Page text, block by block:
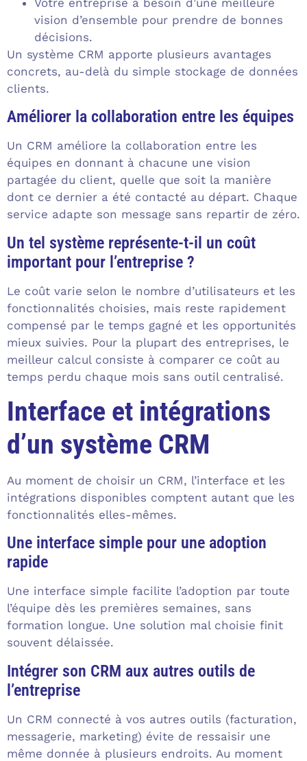
vision d’ensemble pour prendre de bonnes
décisions.
Un système CRM apporte plusieurs avantages
concrets, au-delà du simple stockage de données
clients.
Améliorer la collaboration entre les équipes
Un CRM améliore la collaboration entre les
équipes en donnant à chacune une vision
partagée du client, quelle que soit la manière
dont ce dernier a été contacté au départ. Chaque
service adapte son message sans repartir de zéro.
Un tel système représente-t-il un coût
important pour l’entreprise ?
Le coût varie selon le nombre d’utilisateurs et les
fonctionnalités choisies, mais reste rapidement
compensé par le temps gagné et les opportunités
mieux suivies. Pour la plupart des entreprises, le
meilleur calcul consiste à comparer ce coût au
temps perdu chaque mois sans outil centralisé.
Interface et intégrations
d’un système CRM
Au moment de choisir un CRM, l’interface et les
intégrations disponibles comptent autant que les
fonctionnalités elles-mêmes.
Une interface simple pour une adoption
rapide
Une interface simple facilite l’adoption par toute
l’équipe dès les premières semaines, sans
formation longue. Une solution mal choisie finit
souvent délaissée.
Intégrer son CRM aux autres outils de
l’entreprise
Un CRM connecté à vos autres outils (facturation,
messagerie, marketing) évite de ressaisir une
même donnée à plusieurs endroits. Au moment